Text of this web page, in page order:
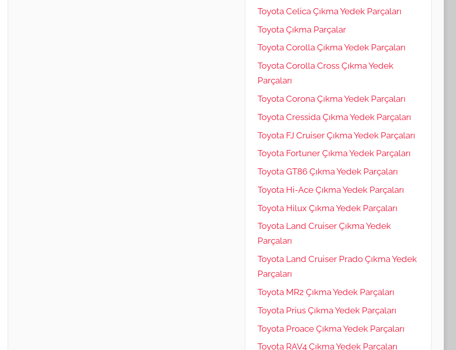
Toyota Celica Çıkma Yedek Parçaları
Toyota Çıkma Parçalar
Toyota Corolla Çıkma Yedek Parçaları
Toyota Corolla Cross Çıkma Yedek
Parçaları
Toyota Corona Çıkma Yedek Parçaları
Toyota Cressida Çıkma Yedek Parçaları
Toyota FJ Cruiser Çıkma Yedek Parçaları
Toyota Fortuner Çıkma Yedek Parçaları
Toyota GT86 Çıkma Yedek Parçaları
Toyota Hi-Ace Çıkma Yedek Parçaları
Toyota Hilux Çıkma Yedek Parçaları
Toyota Land Cruiser Çıkma Yedek
Parçaları
Toyota Land Cruiser Prado Çıkma Yedek
Parçaları
Toyota MR2 Çıkma Yedek Parçaları
Toyota Prius Çıkma Yedek Parçaları
Toyota Proace Çıkma Yedek Parçaları
Toyota RAV4 Çıkma Yedek Parçaları